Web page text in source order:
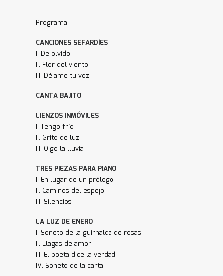
Programa:
CANCIONES SEFARDÍES
I. De olvido
II. Flor del viento
III. Déjame tu voz
CANTA BAJITO
LIENZOS INMÓVILES
I. Tengo frío
II. Grito de luz
III. Oigo la lluvia
TRES PIEZAS PARA PIANO
I. En lugar de un prólogo
II. Caminos del espejo
III. Silencios
LA LUZ DE ENERO
I. Soneto de la guirnalda de rosas
II. Llagas de amor
III. El poeta dice la verdad
IV. Soneto de la carta